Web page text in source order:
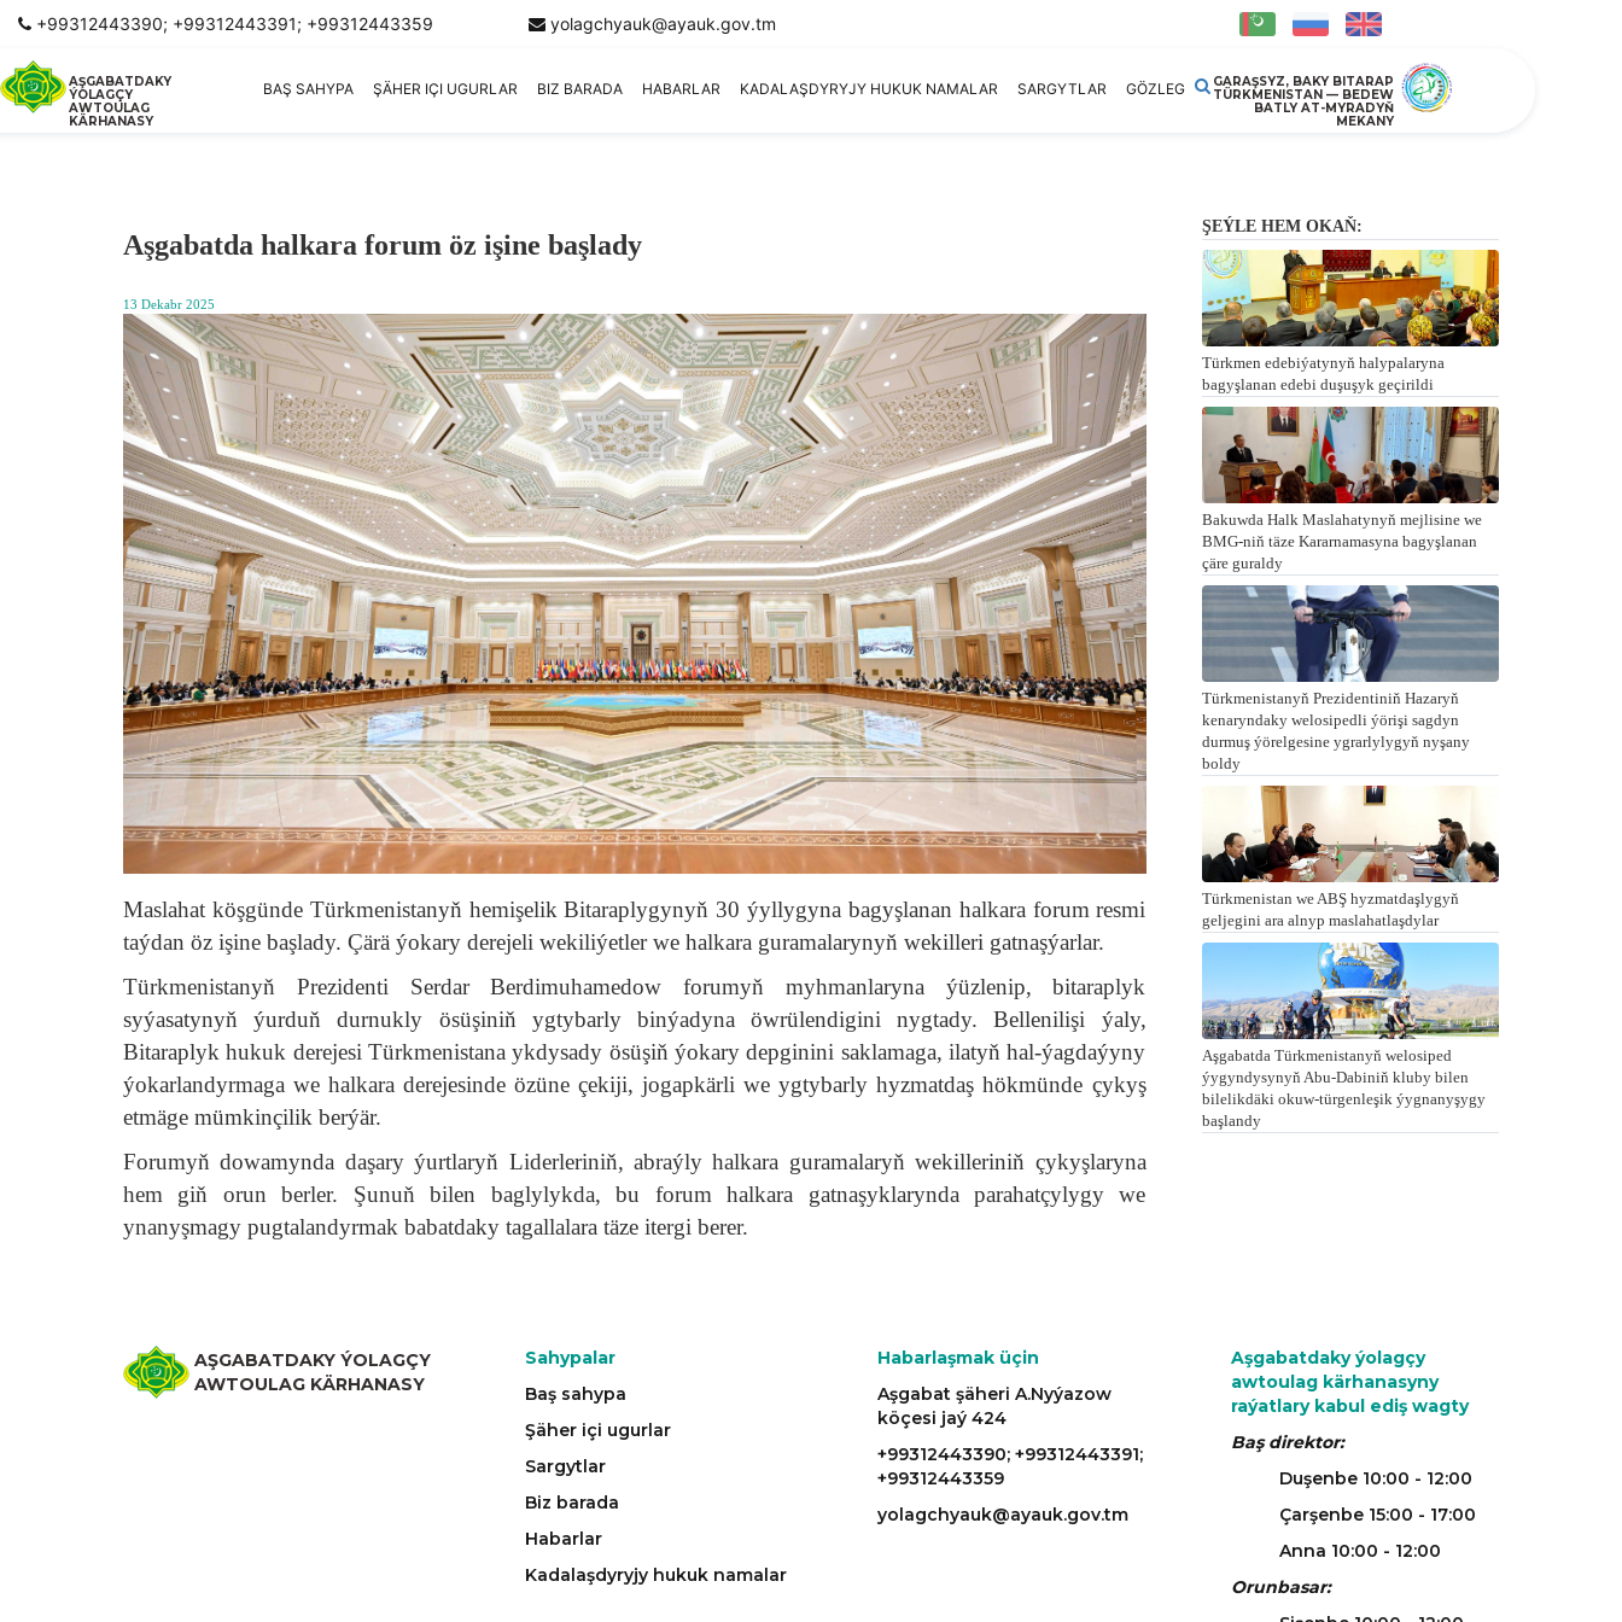
+99312443390; +99312443391; +99312443359 yolagchyauk@ayauk.gov.tm
AŞGABATDAKY
ÝOLAGÇY
AWTOULAG
KÄRHANASY
BAŞ SAHYPA ŞÄHER IÇI UGURLAR BIZ BARADA HABARLAR KADALAŞDYRYJY HUKUK NAMALAR SARGYTLAR GÖZLEG
GARAŞSYZ, BAKY BITARAP
TÜRKMENISTAN — BEDEW
BATLY AT-MYRADYŇ
MEKANY
Aşgabatda halkara forum öz işine başlady
13 Dekabr 2025
Maslahat köşgünde Türkmenistanyň hemişelik Bitaraplygynyň 30 ýyllygyna bagyşlanan halkara forum resmi
taýdan öz işine başlady. Çärä ýokary derejeli wekiliýetler we halkara guramalarynyň wekilleri gatnaşýarlar.
Türkmenistanyň Prezidenti Serdar Berdimuhamedow forumyň myhmanlaryna ýüzlenip, bitaraplyk
syýasatynyň ýurduň durnukly ösüşiniň ygtybarly binýadyna öwrülendigini nygtady. Bellenilişi ýaly,
Bitaraplyk hukuk derejesi Türkmenistana ykdysady ösüşiň ýokary depginini saklamaga, ilatyň hal-ýagdaýyny
ýokarlandyrmaga we halkara derejesinde özüne çekiji, jogapkärli we ygtybarly hyzmatdaş hökmünde çykyş
etmäge mümkinçilik berýär.
Forumyň dowamynda daşary ýurtlaryň Liderleriniň, abraýly halkara guramalaryň wekilleriniň çykyşlaryna
hem giň orun berler. Şunuň bilen baglylykda, bu forum halkara gatnaşyklarynda parahatçylygy we
ynanyşmagy pugtalandyrmak babatdaky tagallalara täze itergi berer.
ŞEÝLE HEM OKAŇ:
Türkmen edebiýatynyň halypalaryna
bagyşlanan edebi duşuşyk geçirildi
Bakuwda Halk Maslahatynyň mejlisine we
BMG-niň täze Kararnamasyna bagyşlanan
çäre guraldy
Türkmenistanyň Prezidentiniň Hazaryň
kenaryndaky welosipedli ýörişi sagdyn
durmuş ýörelgesine ygrarlylygyň nyşany
boldy
Türkmenistan we ABŞ hyzmatdaşlygyň
geljegini ara alnyp maslahatlaşdylar
Aşgabatda Türkmenistanyň welosiped
ýygyndysynyň Abu-Dabiniň kluby bilen
bilelikdäki okuw-türgenleşik ýygnanyşygy
başlandy
AŞGABATDAKY ÝOLAGÇY
AWTOULAG KÄRHANASY
Sahypalar
Baş sahypa
Şäher içi ugurlar
Sargytlar
Biz barada
Habarlar
Kadalaşdyryjy hukuk namalar
Habarlaşmak üçin
Aşgabat şäheri A.Nyýazow
köçesi jaý 424
+99312443390; +99312443391;
+99312443359
yolagchyauk@ayauk.gov.tm
Aşgabatdaky ýolagçy
awtoulag kärhanasyny
raýatlary kabul ediş wagty
Baş direktor:
Duşenbe 10:00 - 12:00
Çarşenbe 15:00 - 17:00
Anna 10:00 - 12:00
Orunbasar: